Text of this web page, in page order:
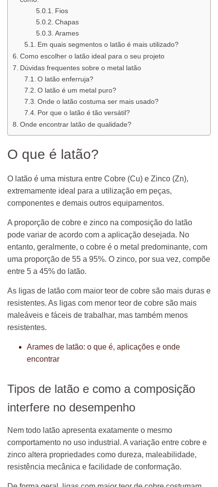
Fios
Chapas
Arames
Em quais segmentos o latão é mais utilizado?
Como escolher o latão ideal para o seu projeto
Dúvidas frequentes sobre o metal latão
O latão enferruja?
O latão é um metal puro?
Onde o latão costuma ser mais usado?
Por que o latão é tão versátil?
Onde encontrar latão de qualidade?
O que é latão?
O latão é uma mistura entre Cobre (Cu) e Zinco (Zn),
extremamente ideal para a utilização em peças,
componentes e demais outros equipamentos.
A proporção de cobre e zinco na composição do latão
pode variar de acordo com a aplicação desejada. No
entanto, geralmente, o cobre é o metal predominante, com
uma proporção de 55 a 95%. O zinco, por sua vez, compõe
entre 5 a 45% do latão.
As ligas de latão com maior teor de cobre são mais duras e
resistentes. As ligas com menor teor de cobre são mais
maleáveis e fáceis de trabalhar, mas também menos
resistentes.
Arames de latão: o que é, aplicações e onde
encontrar
Tipos de latão e como a composição
interfere no desempenho
Nem todo latão apresenta exatamente o mesmo
comportamento no uso industrial. A variação entre cobre e
zinco altera propriedades como dureza, maleabilidade,
resistência mecânica e facilidade de conformação.